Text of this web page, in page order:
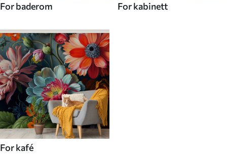
For baderom For kabinett
For kafé